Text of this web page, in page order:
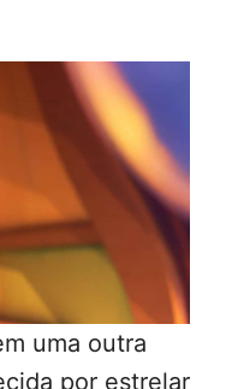
uma outra
por estrelar